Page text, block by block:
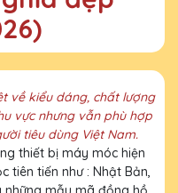
về kiểu dáng, chất lượng
vực nhưng vẫn phù hợp
tiêu dùng Việt Nam.
thiết bị máy móc hiện
tiên tiến như : Nhật Bản,